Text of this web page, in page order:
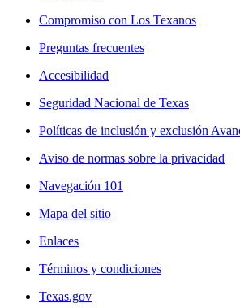
Compromiso con Los Texanos
Preguntas frecuentes
Accesibilidad
Seguridad Nacional de Texas
Políticas de inclusión y exclusión
Aviso de normas sobre la privacidad
Navegación 101
Mapa del sitio
Enlaces
Términos y condiciones
Texas.gov